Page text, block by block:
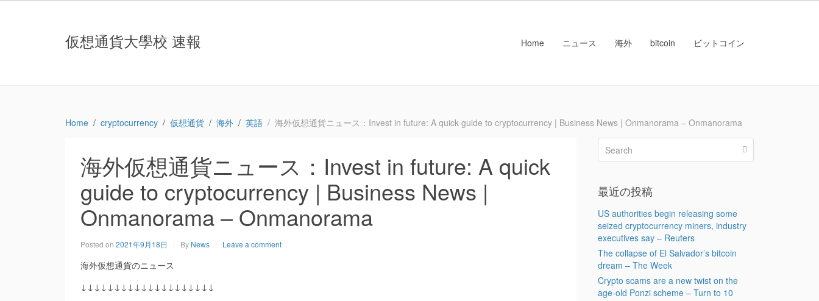
仮想通貨大學校 速報 Home ニュース 海外 bitcoin ビットコイン
Home cryptocurrency 仮想通貨 海外 英語 海外仮想通貨ニュース：Invest in future: A quick guide to cryptocurrency | Business News | Onmanorama – Onmanorama
海外仮想通貨ニュース：Invest in future: A quick
guide to cryptocurrency | Business News |
Onmanorama – Onmanorama
Posted on 2021年9月18日 By News Leave a comment
海外仮想通貨のニュース
↓↓↓↓↓↓↓↓↓↓↓↓↓↓↓↓↓↓↓↓
最近の投稿
US authorities begin releasing some
seized cryptocurrency miners, industry
executives say – Reuters
The collapse of El Salvador’s bitcoin
dream – The Week
Crypto scams are a new twist on the
age-old Ponzi scheme – Turn to 10